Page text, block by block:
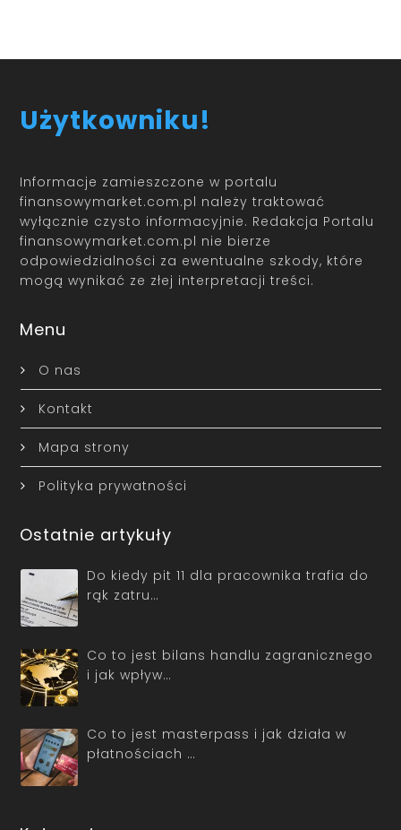
Użytkowniku!
Informacje zamieszczone w portalu
finansowymarket.com.pl należy traktować
wyłącznie czysto informacyjnie. Redakcja Portalu
finansowymarket.com.pl nie bierze
odpowiedzialności za ewentualne szkody, które
mogą wynikać ze złej interpretacji treści.
Menu
O nas
Kontakt
Mapa strony
Polityka prywatności
Ostatnie artykuły
Do kiedy pit 11 dla pracownika trafia do
rąk zatru…
Co to jest bilans handlu zagranicznego
i jak wpływ…
Co to jest masterpass i jak działa w
płatnościach …